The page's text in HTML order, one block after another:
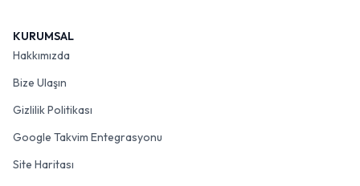
KURUMSAL
Hakkımızda
Bize Ulaşın
Gizlilik Politikası
Google Takvim Entegrasyonu
Site Haritası